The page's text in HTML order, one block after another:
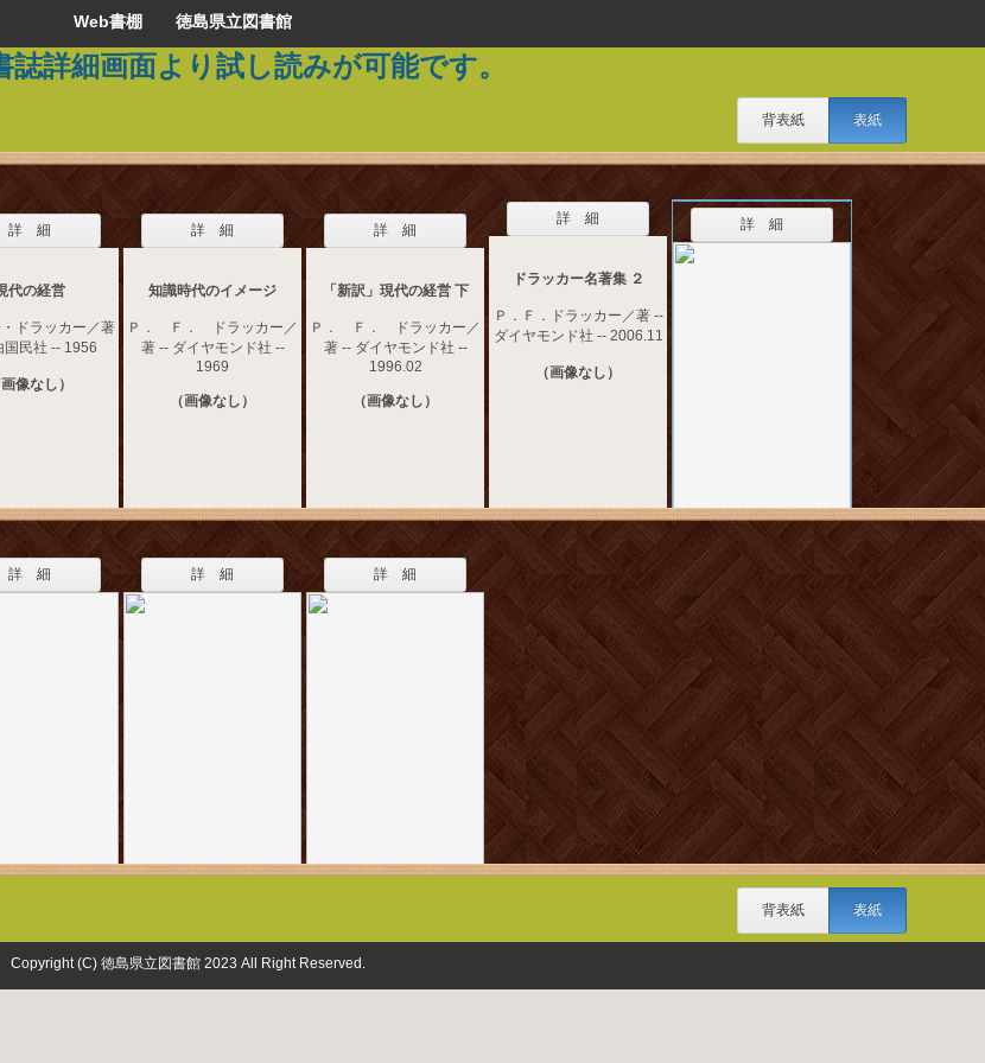
Web書棚 徳島県立図書館
詳細画面より試し読みが可能です。
背表紙 表紙
詳 細
代の経営
ドラッカー／著
国民社 -- 1956
画像なし）
詳 細
知識時代のイメージ
Ｐ． Ｆ． ドラッカー／
著 -- ダイヤモンド社 --
1969
（画像なし）
詳 細
「新訳」現代の経営 下
Ｐ． Ｆ． ドラッカー／
著 -- ダイヤモンド社 --
1996.02
（画像なし）
詳 細
ドラッカー名著集 ２
Ｐ．Ｆ．ドラッカー／著 --
ダイヤモンド社 -- 2006.11
（画像なし）
詳 細
詳 細 詳 細 詳 細
背表紙 表紙
Copyright (C) 徳島県立図書館 2023 All Right Reserved.